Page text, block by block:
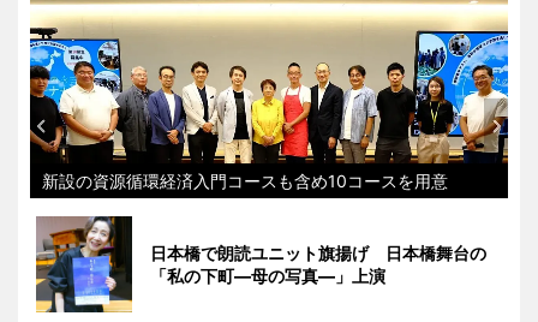
新設の資源循環経済入門コースも含め10コースを用意
日本橋で朗読ユニット旗揚げ 日本橋舞台の
「私の下町―母の写真―」上演